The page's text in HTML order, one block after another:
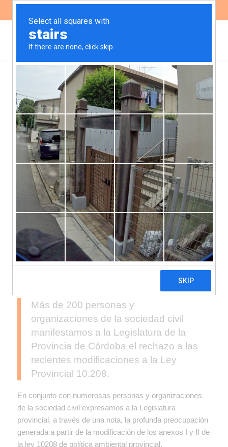
Rechazamos las
modificaciones a la ley
de política ambiental de
Córdoba
Más de 200 personas y
organizaciones de la sociedad civil
manifestamos a la Legislatura de la
Provincia de Córdoba el rechazo a las
recientes modificaciones a la Ley
Provincial 10.208.
En conjunto con numerosas personas y organizaciones
de la sociedad civil expresamos a la Legislatura
provincial, a través de una nota, la profunda preocupación
generada a partir de la modificación de los anexos I y II de
la ley 10208 de política ambiental provincial.